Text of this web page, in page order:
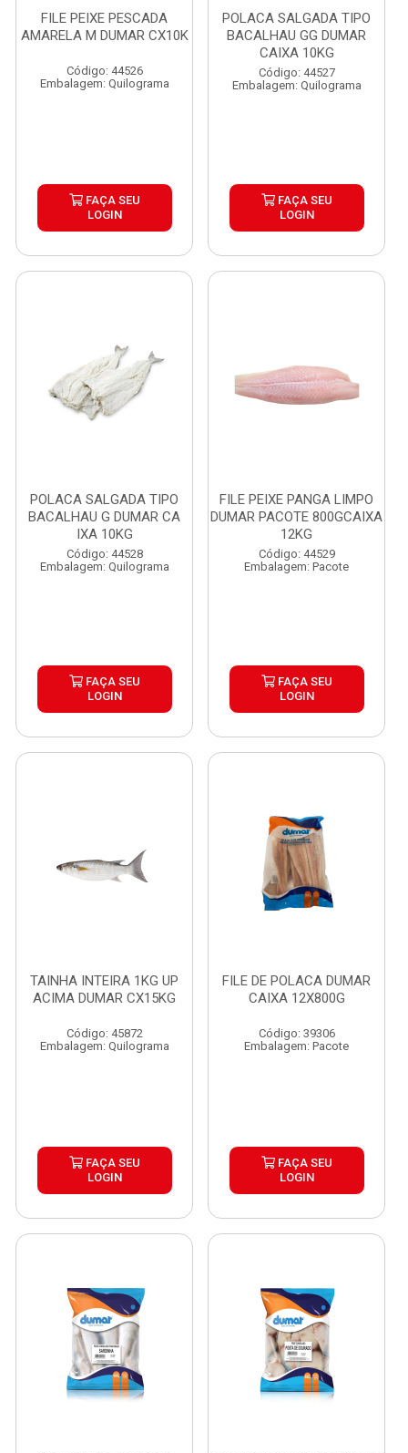
FILE PEIXE PESCADA
AMARELA M DUMAR CX10K
Código: 44526
Embalagem: Quilograma
FAÇA SEU
LOGIN
POLACA SALGADA TIPO
BACALHAU GG DUMAR
CAIXA 10KG
Código: 44527
Embalagem: Quilograma
FAÇA SEU
LOGIN
POLACA SALGADA TIPO
BACALHAU G DUMAR CA
IXA 10KG
Código: 44528
Embalagem: Quilograma
FAÇA SEU
LOGIN
FILE PEIXE PANGA LIMPO
DUMAR PACOTE 800GCAIXA
12KG
Código: 44529
Embalagem: Pacote
FAÇA SEU
LOGIN
TAINHA INTEIRA 1KG UP
ACIMA DUMAR CX15KG
Código: 45872
Embalagem: Quilograma
FAÇA SEU
LOGIN
FILE DE POLACA DUMAR
CAIXA 12X800G
Código: 39306
Embalagem: Pacote
FAÇA SEU
LOGIN